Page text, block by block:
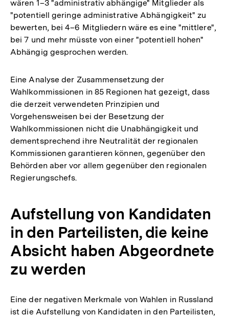
wären 1–3 "administrativ abhängige" Mitglieder als
"potentiell geringe administrative Abhängigkeit" zu
bewerten, bei 4–6 Mitgliedern wäre es eine "mittlere",
bei 7 und mehr müsste von einer "potentiell hohen"
Abhängig gesprochen werden.
Eine Analyse der Zusammensetzung der
Wahlkommissionen in 85 Regionen hat gezeigt, dass
die derzeit verwendeten Prinzipien und
Vorgehensweisen bei der Besetzung der
Wahlkommissionen nicht die Unabhängigkeit und
dementsprechend ihre Neutralität der regionalen
Kommissionen garantieren können, gegenüber den
Behörden aber vor allem gegenüber den regionalen
Regierungschefs.
Aufstellung von Kandidaten
in den Parteilisten, die keine
Absicht haben Abgeordnete
zu werden
Eine der negativen Merkmale von Wahlen in Russland
ist die Aufstellung von Kandidaten in den Parteilisten,